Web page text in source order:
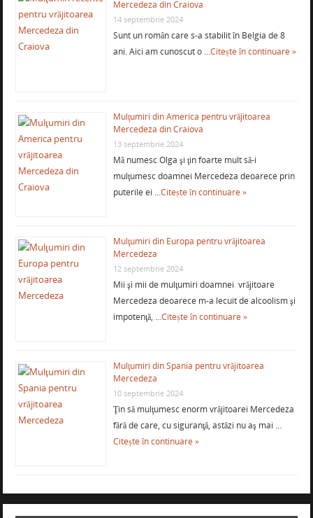
Mercedeza din Craiova
14 septembrie 2024
Sunt un român care s-a stabilit în Belgia de 8
ani. Aici am cunoscut o …Citește în continuare »
Mulţumiri din America pentru vrăjitoarea
Mercedeza din Craiova
13 septembrie 2024
Mă numesc Olga şi ţin foarte mult să-i
mulţumesc doamnei Mercedeza deoarece prin
puterile ei …Citește în continuare »
Mulţumiri din Europa pentru vrăjitoarea
Mercedeza
12 septembrie 2024
Mii şi mii de mulţumiri doamnei vrăjitoare
Mercedeza deoarece m-a lecuit de alcoolism şi
impotenţă, …Citește în continuare »
Mulţumiri din Spania pentru vrăjitoarea
Mercedeza
10 septembrie 2024
Ţin să mulţumesc enorm vrăjitoarei Mercedeza
fără de care, cu siguranţă, astăzi nu aş mai …
Citește în continuare »